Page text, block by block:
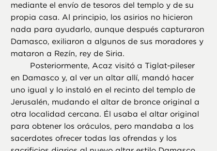
mediante el envío de tesoros del templo y de su
propia casa. Al principio, los asirios no hicieron
nada para ayudarlo, aunque después capturaron
Damasco, exiliaron a algunos de sus moradores y
mataron a Rezín, rey de Siria.
Posteriormente, Acaz visitó a Tiglat-pileser
en Damasco y, al ver un altar allí, mandó hacer
uno igual y lo instaló en el recinto del templo de
Jerusalén, mudando el altar de bronce original a
otra localidad cercana. Él usaba el altar original
para obtener los oráculos, pero mandaba a los
sacerdotes ofrecer todas las ofrendas y los